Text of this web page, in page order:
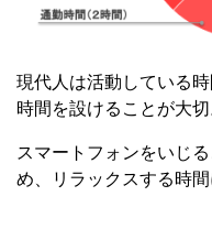
現代人は活動している
時間を設けることが大切
スマートフォンをいじ
め、リラックスする時